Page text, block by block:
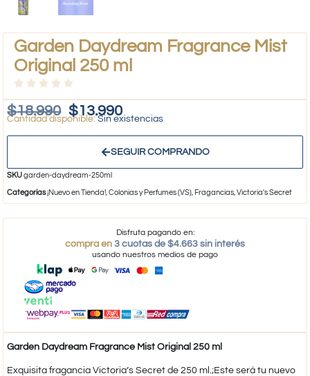
Garden Daydream Fragrance Mist
Original 250 ml
$18.990 $13.990
Sin existencias
SEGUIR COMPRANDO
SKUgarden-daydream-250ml
Categorías¡Nuevo en Tienda!,Colonias y Perfumes (VS), Fragancias,Victoria's Secret
Disfruta pagando en:
compra en 3 cuotas de $4.663 sin interés
usando nuestros medios de pago
Garden Daydream Fragrance Mist Original 250 ml
Exquisita fragancia Victoria’s Secret de 250 ml.;Este será tu nuevo